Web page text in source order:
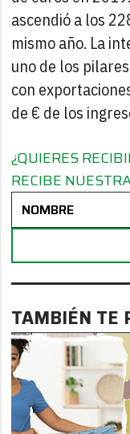
ascendió a los
mismo año. La
uno de los
con
de € de los
¿QUIERES
RECIBE
TAMBIÉN TE